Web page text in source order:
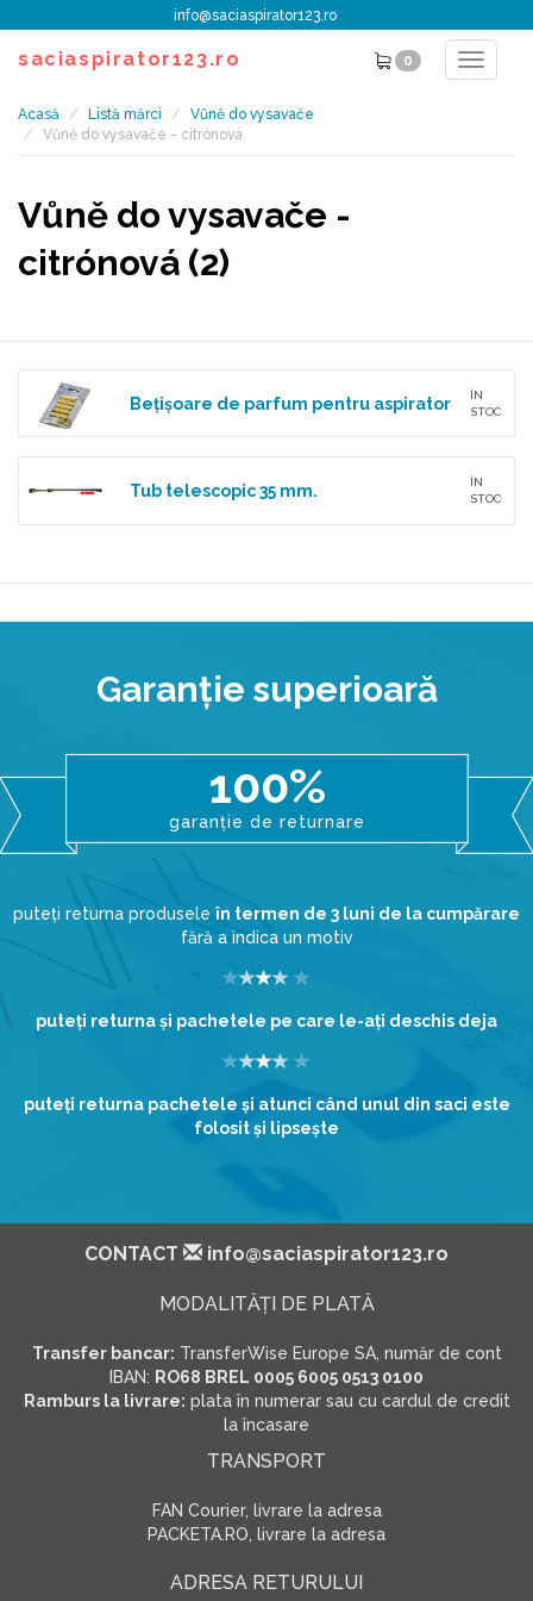
info@saciaspirator123.ro
saciaspirator123.ro 0
Toggle
Acasă Listă mărci
Vůně do vysavače
Vůně do vysavače - citrónová
Vůně do vysavače -
citrónová (2)
Bețișoare de parfum pentru aspirator
ÎN
STOC
Tub telescopic 35 mm.
ÎN
STOC
Garanţie superioară
100%
garanție de returnare
puteți returna produsele în termen de 3 luni de la cumpărare
fără a indica un motiv
puteţi returna şi pachetele pe care le-aţi deschis deja
puteţi returna pachetele şi atunci când unul din saci este
folosit şi lipseşte
CONTACT info@saciaspirator123.ro
MODALITĂŢI DE PLATĂ
Transfer bancar: TransferWise Europe SA, număr de cont
IBAN: RO68 BREL 0005 6005 0513 0100
Ramburs la livrare: plata în numerar sau cu cardul de credit
la încasare
TRANSPORT
FAN Courier, livrare la adresa
PACKETA.RO, livrare la adresa
ADRESA RETURULUI